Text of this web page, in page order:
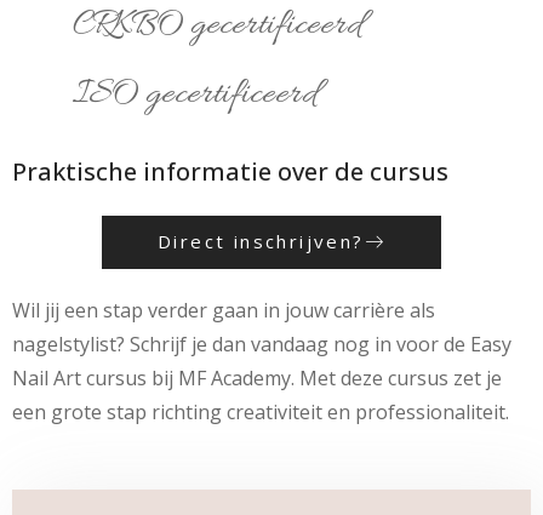
CRKBO gecertificeerd
ISO gecertificeerd
Praktische informatie over de cursus
Direct inschrijven?
Wil jij een stap verder gaan in jouw carrière als
nagelstylist? Schrijf je dan vandaag nog in voor de Easy
Nail Art cursus bij MF Academy. Met deze cursus zet je
een grote stap richting creativiteit en professionaliteit.